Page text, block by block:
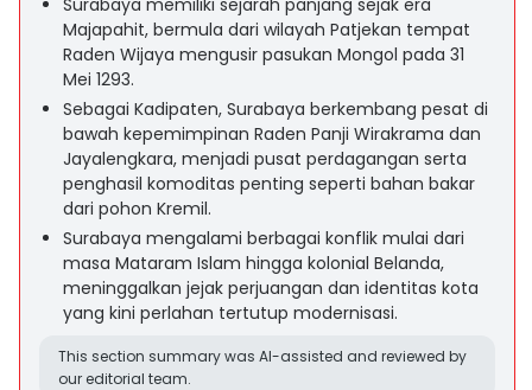
Surabaya memiliki sejarah panjang sejak era
Majapahit, bermula dari wilayah Patjekan tempat
Raden Wijaya mengusir pasukan Mongol pada 31
Mei 1293.
Sebagai Kadipaten, Surabaya berkembang pesat di
bawah kepemimpinan Raden Panji Wirakrama dan
Jayalengkara, menjadi pusat perdagangan serta
penghasil komoditas penting seperti bahan bakar
dari pohon Kremil.
Surabaya mengalami berbagai konflik mulai dari
masa Mataram Islam hingga kolonial Belanda,
meninggalkan jejak perjuangan dan identitas kota
yang kini perlahan tertutup modernisasi.
This section summary was AI-assisted and reviewed by
our editorial team.